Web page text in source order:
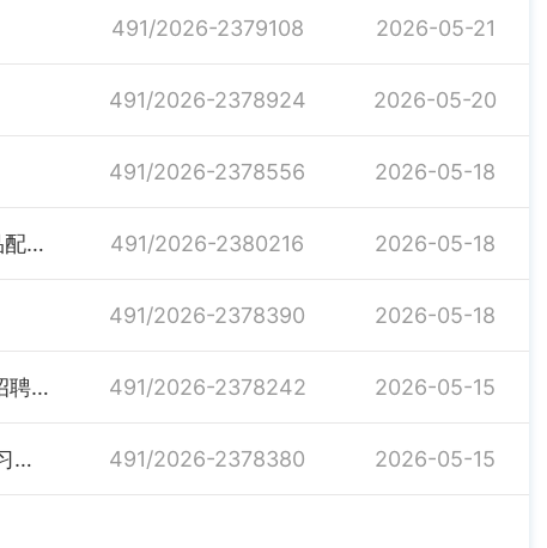
491/2026-2379108 2026-05-21
491/2026-2378924 2026-05-20
491/2026-2378556 2026-05-18
关于湖南筑睿重工科技股份有限公司福来智能消防产品配套设备生产项目农民工工资保证金解除监管公示 491/2026-2380216 2026-05-18
491/2026-2378390 2026-05-18
2026年汨罗市事业单位“四海揽才”招聘部分岗位取消招聘计划及降低开考比例的公告 491/2026-2378242 2026-05-15
2026年度新增汨罗市医疗保障事务中心为青年就业见习基地的公示 491/2026-2378380 2026-05-15